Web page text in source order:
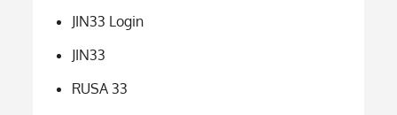
JIN33 Login
JIN33
RUSA 33